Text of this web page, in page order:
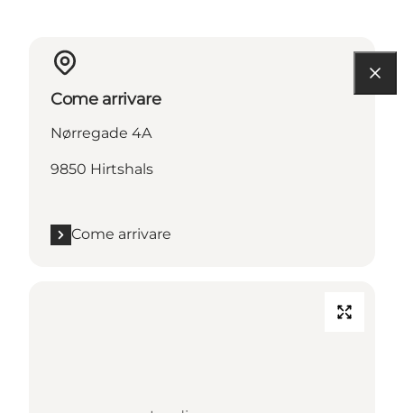
Come arrivare
Nørregade 4A
9850 Hirtshals
Come arrivare